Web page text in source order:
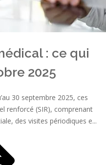
: ce qui
2025
30 septembre 2025, ces
renforcé (SIR), comprenant
des visites périodiques e...